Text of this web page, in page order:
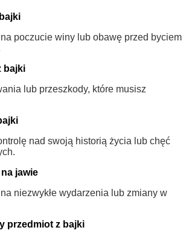
poczucie winy lub obawę przed byciem
bajki
lub przeszkody, które musisz
nad swoją historią życia lub chęć
jawie
niezwykłe wydarzenia lub zmiany w
przedmiot z bajki